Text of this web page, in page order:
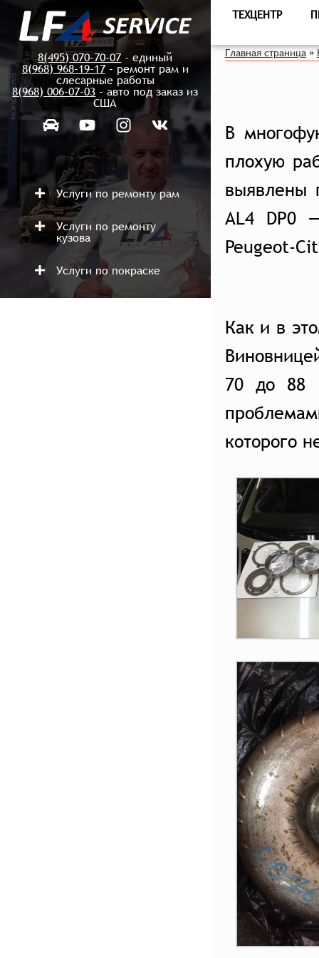
8(495) 070-70-07- единый
8(968) 968-19-17- ремонт рам и
слесарные работы
8(968) 006-07-03 - авто под заказ из
США
Услуги по ремонту рам
Услуги по ремонту
кузова
Услуги по покраске
Ремонт после аварий
ТЕХЦЕНТР
Главная страница»
В
плохую
выявлены
AL4 DP0
Peugeot-
Как и в
70 до 88
которого